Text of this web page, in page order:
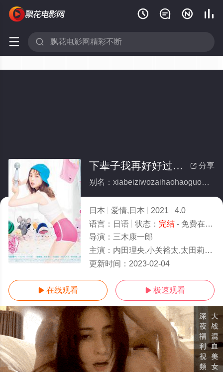
   
 
完结/全集
 分享
下辈子我再好好过第二季(全集)
别名：xiabeiziwozaihaohaoguodierji
日本 爱情,日本 2021
4.0
语言： 日语 状态： 完结- 免费在线观看
导演： 三木康一郎
主演： 内田理央,小关裕太,太田莉菜,后藤刚范,飞永翼,小岛藤子,SWAY,工藤遥,板垣李光人
更新时间： 2023-02-04
 在线观看  极速观看